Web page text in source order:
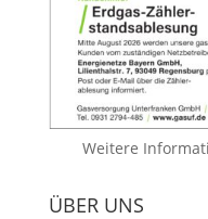
Weitere
ÜBER UNS